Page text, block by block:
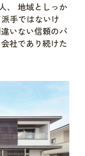
、 地域としっか
手ではないけ
いない信頼のパ
社であり続けた